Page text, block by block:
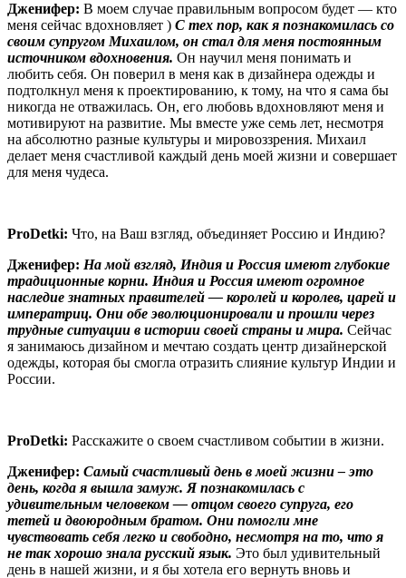
Дженифер: В моем случае правильным вопросом будет — кто
меня сейчас вдохновляет ) С тех пор, как я познакомилась со
своим супругом Михаилом, он стал для меня постоянным
источником вдохновения. Он научил меня понимать и
любить себя. Он поверил в меня как в дизайнера одежды и
подтолкнул меня к проектированию, к тому, на что я сама бы
никогда не отважилась. Он, его любовь вдохновляют меня и
мотивируют на развитие. Мы вместе уже семь лет, несмотря
на абсолютно разные культуры и мировоззрения. Михаил
делает меня счастливой каждый день моей жизни и совершает
для меня чудеса.
ProDetki: Что, на Ваш взгляд, объединяет Россию и Индию?
Дженифер: На мой взгляд, Индия и Россия имеют глубокие
традиционные корни. Индия и Россия имеют огромное
наследие знатных правителей — королей и королев, царей и
императриц. Они обе эволюционировали и прошли через
трудные ситуации в истории своей страны и мира. Сейчас
я занимаюсь дизайном и мечтаю создать центр дизайнерской
одежды, которая бы смогла отразить слияние культур Индии и
России.
ProDetki: Расскажите о своем счастливом событии в жизни.
Дженифер: Самый счастливый день в моей жизни – это
день, когда я вышла замуж. Я познакомилась с
удивительным человеком — отцом своего супруга, его
тетей и двоюродным братом. Они помогли мне
чувствовать себя легко и свободно, несмотря на то, что я
не так хорошо знала русский язык. Это был удивительный
день в нашей жизни, и я бы хотела его вернуть вновь и